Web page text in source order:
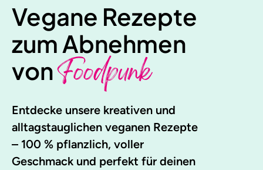
Vegane Rezepte
zum Abnehmen
vonFoodpunk
Entdecke unsere kreativen und
alltagstauglichen veganen Rezepte
– 100 % pflanzlich, voller
Geschmack und perfekt für deinen